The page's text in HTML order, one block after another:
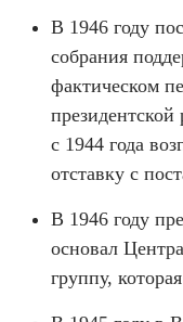
В 1946 году
собрания
фактическом
с 1944 года
отставку с
В 1946 году
основал
группу,